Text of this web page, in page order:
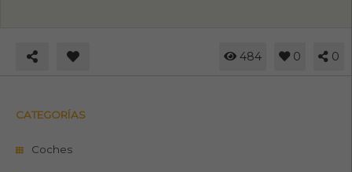
484 0 0
CATEGORÍAS
Coches